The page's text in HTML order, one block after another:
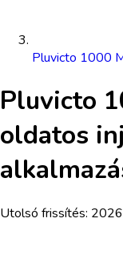
Pluvicto 1000
Pluvicto
oldatos
Utolsó frissítés: